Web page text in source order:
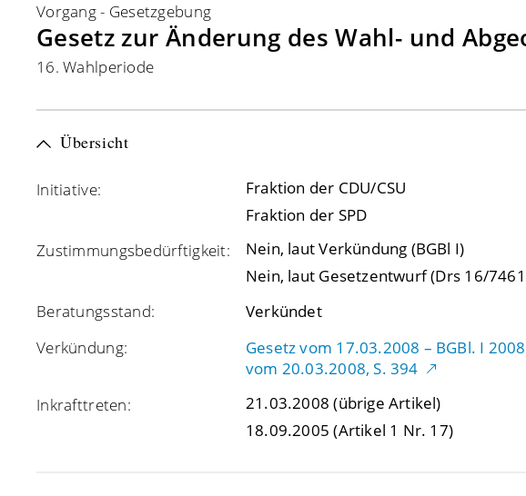
Vorgang- Gesetzgebung
Gesetz zur Änderung des Wahl- und
16. Wahlperiode
Übersicht
Initiative:
Fraktion der CDU/CSU
Fraktion der SPD
Zustimmungsbedürftigkeit:
Nein, laut Verkündung (BGBl I)
Nein, laut Gesetzentwurf (Drs 16/
Beratungsstand:
Verkündet
Verkündung:
Gesetz vom 17.03.2008 – BGBl. I
vom 20.03.2008, S. 394
Inkrafttreten:
21.03.2008 (übrige Artikel)
18.09.2005 (Artikel 1 Nr. 17)